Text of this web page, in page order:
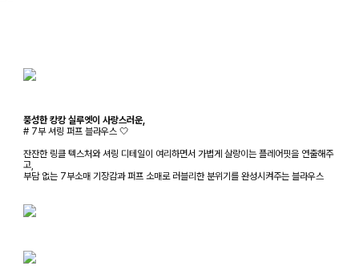
풍성한 캉캉 실루엣이 사랑스러운,
# 7부 셔링 퍼프 블라우스 🤍
잔잔한 링클 텍스처와 셔링 디테일이 여리하면서 가볍게 살랑이는 플레어핏을 연출해주
고,
부담 없는 7부소매 기장감과 퍼프 소매로 러블리한 분위기를 완성시켜주는 블라우스